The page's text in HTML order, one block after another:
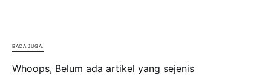
BACA JUGA:
Whoops, Belum ada artikel yang sejenis